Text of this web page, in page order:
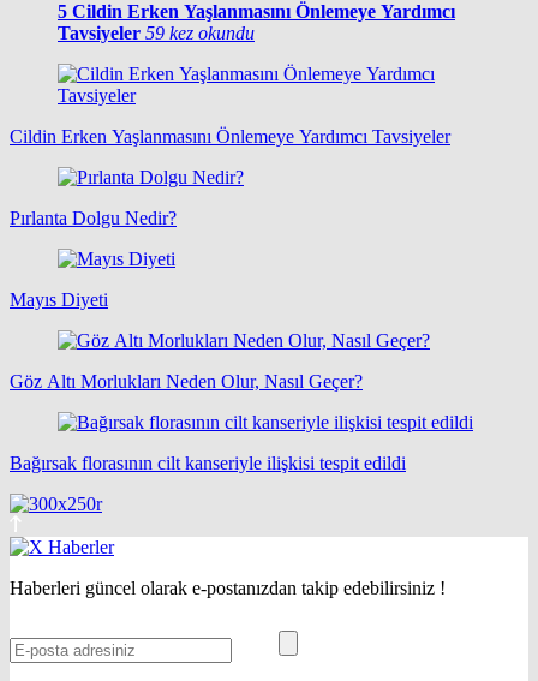
5 Cildin Erken Yaşlanmasını Önlemeye Yardımcı
Tavsiyeler 59 kez okundu
Cildin Erken Yaşlanmasını Önlemeye Yardımcı Tavsiyeler
Pırlanta Dolgu Nedir?
Mayıs Diyeti
Göz Altı Morlukları Neden Olur, Nasıl Geçer?
Bağırsak florasının cilt kanseriyle ilişkisi tespit edildi
Haberleri güncel olarak e-postanızdan takip edebilirsiniz !